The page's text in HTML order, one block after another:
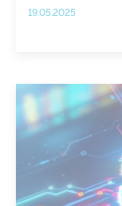
19.05.2025